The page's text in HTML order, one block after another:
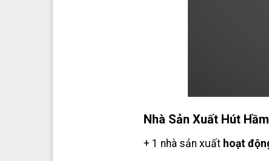
Nhà Sản Xuất Hút
+ 1 nhà sản xuất hoạt